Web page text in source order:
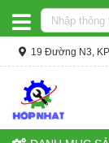
19 Đường N3,